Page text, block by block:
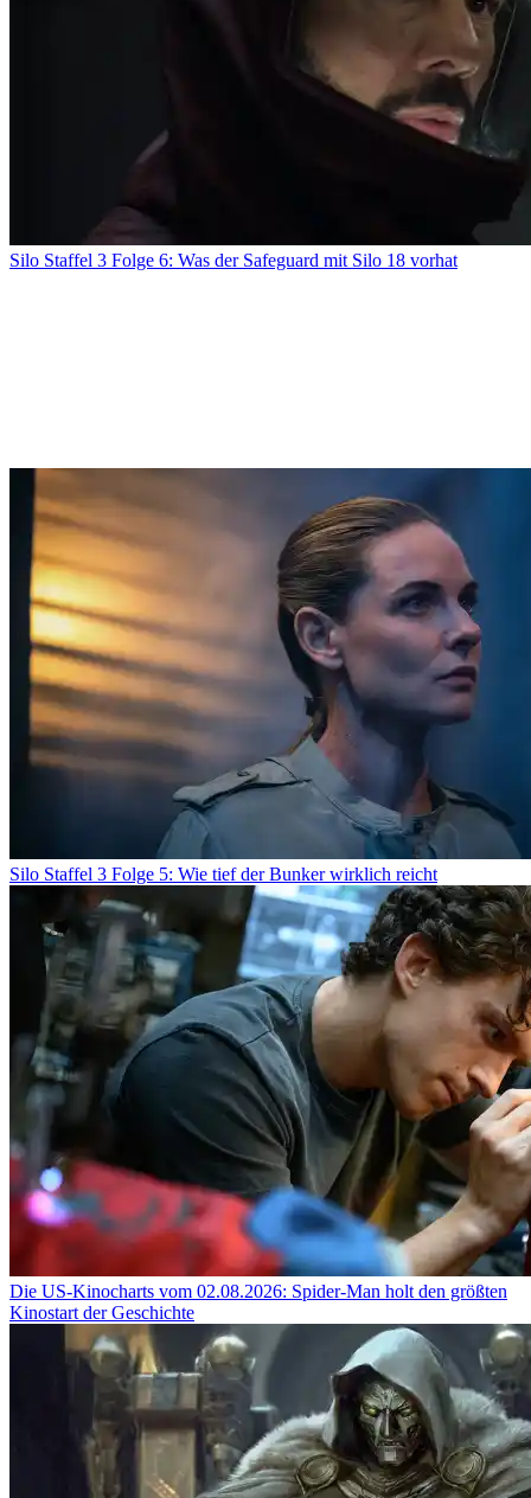
Silo Staffel 3 Folge 6: Was der Safeguard mit Silo 18 vorhat
Silo Staffel 3 Folge 5: Wie tief der Bunker wirklich reicht
Die US-Kinocharts vom 02.08.2026: Spider-Man holt den größten
Kinostart der Geschichte